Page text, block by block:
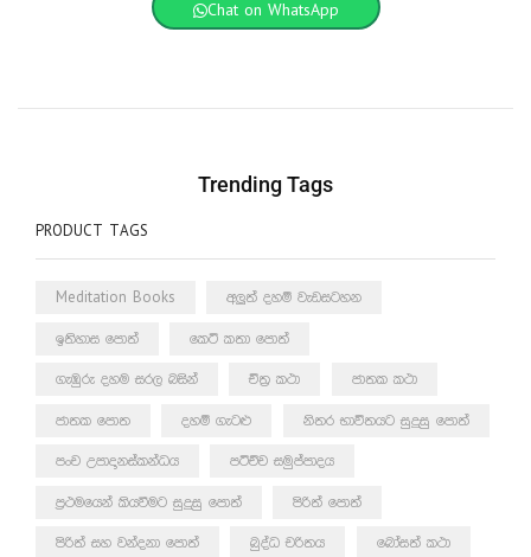
Chat on WhatsApp
Trending Tags
PRODUCT TAGS
Meditation Books අලුත් දහම් වැඩසටහන
ඉතිහාස පොත් කෙටි කතා පොත්
ගැඹුරු දහම සරල බසින් චිත්‍ර කථා ජාතක කථා
ජාතක පොත දහම් ගැටළු නිතර භාවිතයට සුදුසු පොත්
පංච උපාදානස්කන්ධය පටිච්ච සමුප්පාදය
ප්‍රථමයෙන් කියවීමට සුදුසු පොත් පිරිත් පොත්
පිරිත් සහ වන්දනා පොත් බුද්ධ චරිතය බෝසත් කථා